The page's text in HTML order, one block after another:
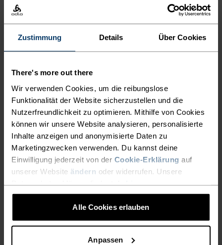
Zustimmung Details Über Cookies
There's more out there
Wir verwenden Cookies, um die reibungslose
Funktionalität der Website sicherzustellen und die
Nutzerfreundlichkeit zu optimieren. Mithilfe von Cookies
können wir unsere Website analysieren, personalisierte
Inhalte anzeigen und anonymisierte Daten zu
Marketingzwecken verwenden. Du kannst deine
Einwilligung jederzeit von der Cookie-Erklärung auf
unserer Website ändern oder widerrufen. Unsere
Alle Cookies erlauben
Anpassen
AKTIVITÄTSNIVEAU
AKTIVITÄTSART
ALLES HOCHINTENSIVE AKTIVITÄTEN
Radsport - Running
MATERIALEIGENSCHAFTEN
SYNTHETISCH
MERINO
aussergewöhnlich leicht, exzellenter
Feuchtigkeitstransport, hilft bei der
Körpertemperaturregulierung, trocknet schnelle und
hält viele Jahre.